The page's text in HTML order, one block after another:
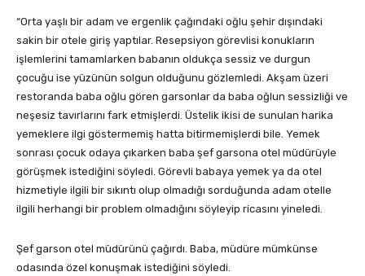
“Orta yaşlı bir adam ve ergenlik çağındaki oğlu şehir dışındaki
sakin bir otele giriş yaptılar. Resepsiyon görevlisi konukların
işlemlerini tamamlarken babanın oldukça sessiz ve durgun
çocuğu ise yüzünün solgun olduğunu gözlemledi. Akşam üzeri
restoranda baba oğlu gören garsonlar da baba oğlun sessizliği ve
neşesiz tavırlarını fark etmişlerdi. Üstelik ikisi de sunulan harika
yemeklere ilgi göstermemiş hatta bitirmemişlerdi bile. Yemek
sonrası çocuk odaya çıkarken baba şef garsona otel müdürüyle
görüşmek istediğini söyledi. Görevli babaya yemek ya da otel
hizmetiyle ilgili bir sıkıntı olup olmadığı sorduğunda adam otelle
ilgili herhangi bir problem olmadığını söyleyip ricasını yineledi.
Şef garson otel müdürünü çağırdı. Baba, müdüre mümkünse
odasında özel konuşmak istediğini söyledi.